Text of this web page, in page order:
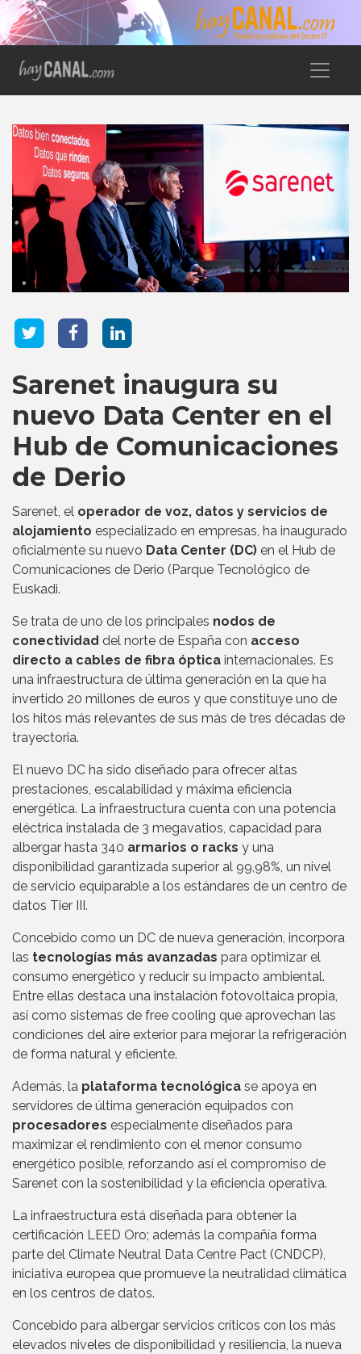
Sarenet inaugura su
nuevo Data Center en el
Hub de Comunicaciones
de Derio
Sarenet, el operador de voz, datos y servicios de
alojamiento especializado en empresas, ha inaugurado
oficialmente su nuevo Data Center (DC) en el Hub de
Comunicaciones de Derio (Parque Tecnológico de
Euskadi.
Se trata de uno de los principales nodos de
conectividad del norte de España con acceso
directo a cables de fibra óptica internacionales. Es
una infraestructura de última generación en la que ha
invertido 20 millones de euros y que constituye uno de
los hitos más relevantes de sus más de tres décadas de
trayectoria.
El nuevo DC ha sido diseñado para ofrecer altas
prestaciones, escalabilidad y máxima eficiencia
energética. La infraestructura cuenta con una potencia
eléctrica instalada de 3 megavatios, capacidad para
albergar hasta 340 armarios o racks y una
disponibilidad garantizada superior al 99,98%, un nivel
de servicio equiparable a los estándares de un centro de
datos Tier III.
Concebido como un DC de nueva generación, incorpora
las tecnologías más avanzadas para optimizar el
consumo energético y reducir su impacto ambiental.
Entre ellas destaca una instalación fotovoltaica propia,
así como sistemas de free cooling que aprovechan las
condiciones del aire exterior para mejorar la refrigeración
de forma natural y eficiente.
Además, la plataforma tecnológica se apoya en
servidores de última generación equipados con
procesadores especialmente diseñados para
maximizar el rendimiento con el menor consumo
energético posible, reforzando así el compromiso de
Sarenet con la sostenibilidad y la eficiencia operativa.
La infraestructura está diseñada para obtener la
certificación LEED Oro; además la compañía forma
parte del Climate Neutral Data Centre Pact (CNDCP),
iniciativa europea que promueve la neutralidad climática
en los centros de datos.
Concebido para albergar servicios críticos con los más
elevados niveles de disponibilidad y resiliencia, la nueva